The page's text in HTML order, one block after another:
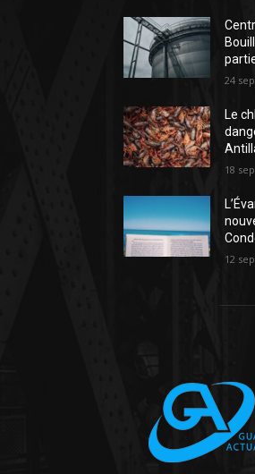
24
Le
18
12